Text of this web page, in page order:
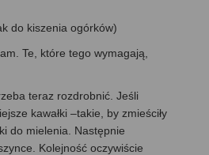
do kiszenia ogórków)
Te, które tego wymagają,
teraz rozdrobnić. Jeśli
kawałki –takie, by zmieściły
do mielenia. Następnie
Kolejność oczywiście